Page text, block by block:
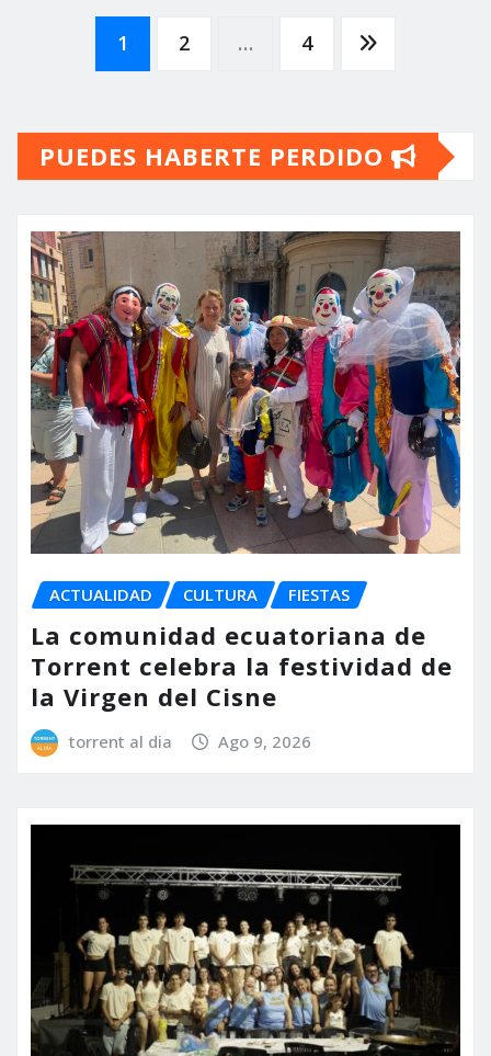
Paginación
entradas
1 2 … 4
PUEDES HABERTE PERDIDO
ACTUALIDAD CULTURA FIESTAS
La comunidad ecuatoriana de
Torrent celebra la festividad de
la Virgen del Cisne
torrent al dia Ago 9, 2026